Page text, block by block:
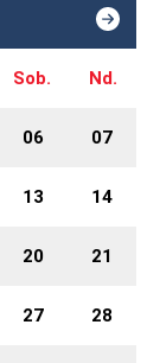
Sob. Nd.
06 07
13 14
20 21
27 28